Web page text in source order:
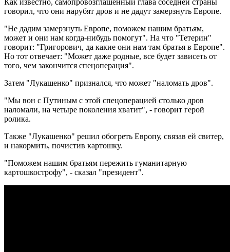
говорил, что они нарубят дров и не дадут замерзнуть Европе.
"Не дадим замерзнуть Европе, поможем нашим братьям,
может и они нам когда-нибудь помогут". На что "Тетерин"
говорит: "Григорович, да какие они нам там братья в Европе".
Но тот отвечает: "Может даже родные, все будет зависеть от
того, чем закончится спецоперация".
Затем "Лукашенко" признался, что может "наломать дров".
"Мы вон с Путиным с этой спецоперацией столько дров
наломали, на четыре поколения хватит", - говорит герой
ролика.
Также "Лукашенко" решил обогреть Европу, связав ей свитер,
и накормить, почистив картошку.
"Поможем нашим братьям пережить гуманитарную
картошкострофу", - сказал "президент".